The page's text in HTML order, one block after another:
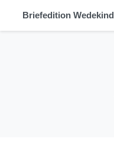
Briefedition Wedekind